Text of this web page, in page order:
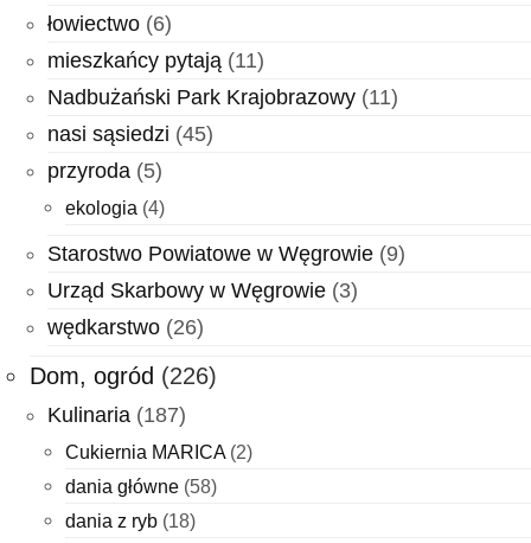
łowiectwo (6)
mieszkańcy pytają (11)
Nadbużański Park Krajobrazowy (11)
nasi sąsiedzi (45)
przyroda (5)
ekologia (4)
Starostwo Powiatowe w Węgrowie (9)
Urząd Skarbowy w Węgrowie (3)
wędkarstwo (26)
Dom, ogród (226)
Kulinaria (187)
Cukiernia MARICA(2)
dania główne (58)
dania z ryb (18)